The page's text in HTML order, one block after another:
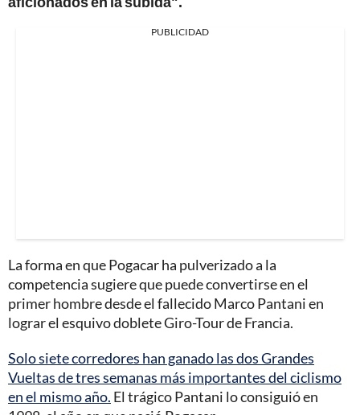
PUBLICIDAD
La forma en que Pogacar ha pulverizado a la
competencia sugiere que puede convertirse en el
primer hombre desde el fallecido Marco Pantani en
lograr el esquivo doblete Giro-Tour de Francia.
Solo siete corredores han ganado las dos Grandes
Vueltas de tres semanas más importantes del ciclismo
en el mismo año. El trágico Pantani lo consiguió en